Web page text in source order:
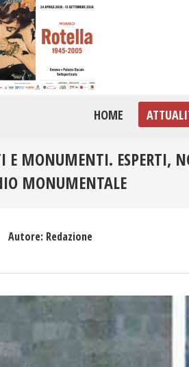
HOME
E MONUMENTI. ESPERTI,
MONUMENTALE
Autore: Redazione